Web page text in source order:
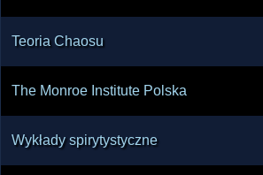
Teoria Chaosu
The Monroe Institute Polska
Wykłady spirytystyczne